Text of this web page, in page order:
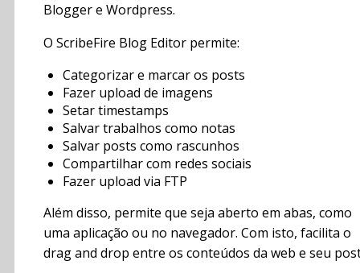
Blogger e Wordpress.
O ScribeFire Blog Editor permite:
Categorizar e marcar os posts
Fazer upload de imagens
Setar timestamps
Salvar trabalhos como notas
Salvar posts como rascunhos
Compartilhar com redes sociais
Fazer upload via FTP
Além disso, permite que seja aberto em abas, como
uma aplicação ou no navegador. Com isto, facilita o
drag and drop entre os conteúdos da web e seu